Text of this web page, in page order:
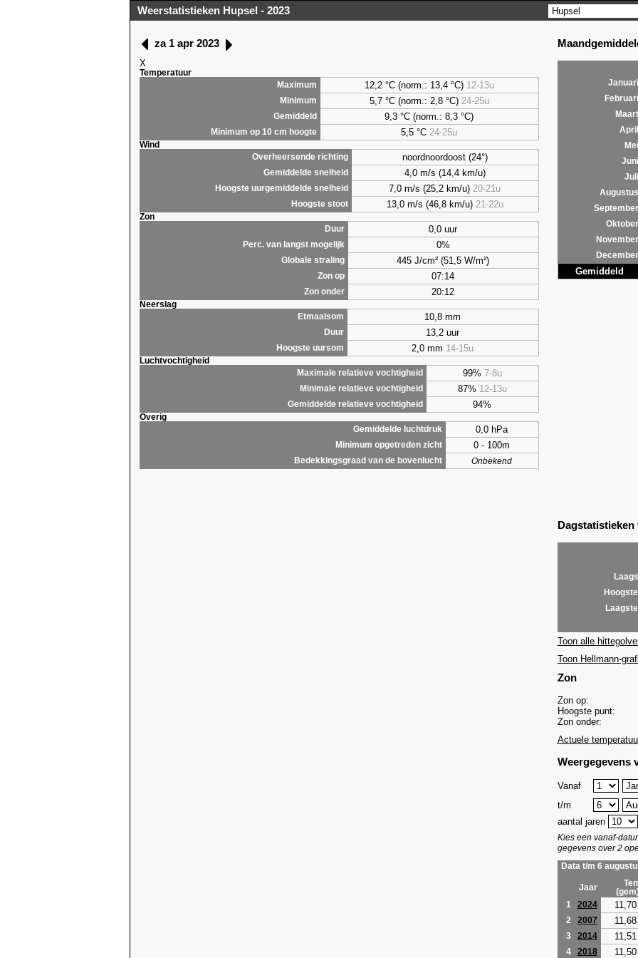
Weerstatistieken Hupsel - 2023
za 1 apr 2023
X
Temperatuur
Maximum
12,2 °C (norm.: 13,4 °C) 12-13u
Minimum 5,7°C (norm.: 2,8 °C) 24-25u
Gemiddeld 9,3 °C (norm.: 8,3 °C)
Minimum op 10 cm hoogte 5,5 °C 24-25u
Wind
Overheersende richting
noordnoordoost (24°)
Gemiddelde snelheid 4,0 m/s (14,4 km/u)
Hoogste uurgemiddelde snelheid 7,0 m/s (25,2 km/u) 20-21u
Hoogste stoot 13,0 m/s (46,8 km/u) 21-22u
Zon
Duur
0,0 uur
Perc. van langst mogelijk 0%
Globale straling 445 J/cm² (51,5 W/m²)
Zon op 07:14
Zon onder 20:12
Neerslag
Etmaalsom
10,8 mm
Duur 13,2 uur
Hoogste uursom 2,0 mm 14-15u
Luchtvochtigheid
Maximale relatieve vochtigheid
99% 7-8u
Minimale relatieve vochtigheid 87% 12-13u
Gemiddelde relatieve vochtigheid 94%
Overig
Gemiddelde luchtdruk
0,0 hPa
Minimum opgetreden zicht 0 - 100m
Bedekkingsgraad van de bovenlucht Onbekend
Januari
Februari
Maart
April
Mei
Juni
Juli
Augustus
September
Oktober
November
December
Gemiddeld
Toon alle
Toon Hellmann-
Zon
Zon op:
Hoogste punt:
Zon onder:
Actuele
Weergegevens
Vanaf
t/m
aantal jaren
Kies een vanaf-
gegevens over 2
Data t/m 6
Jaar
1
2024 11,70
2 2007 11,68
3 2014 11,51
4 2018 11,50